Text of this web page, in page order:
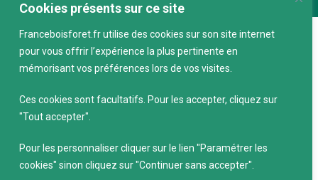
Cookies présents sur ce site
Franceboisforet.fr utilise des cookies sur son site internet
pour vous offrir l’expérience la plus pertinente en
mémorisant vos préférences lors de vos visites.
Ces cookies sont facultatifs. Pour les accepter, cliquez sur
"Tout accepter".
Pour les personnaliser cliquer sur le lien "Paramétrer les
cookies" sinon cliquez sur "Continuer sans accepter".